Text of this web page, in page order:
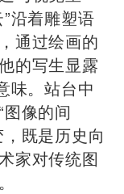
沿着雕塑语
通过绘画的
的写生显露
味。站台中
像的间
既是历史向
家对传统图